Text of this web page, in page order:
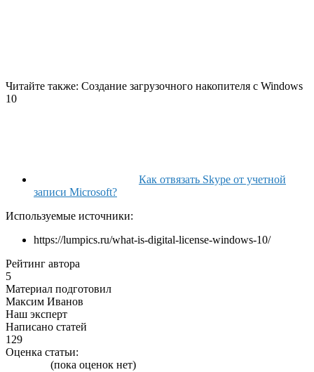
Читайте также: Создание загрузочного накопителя с Windows
10
Как отвязать Skype от учетной
записи Microsoft?
Используемые источники:
https://lumpics.ru/what-is-digital-license-windows-10/
Рейтинг автора
5
Материал подготовил
Максим Иванов
Наш эксперт
Написано статей
129
Оценка статьи:
(пока оценок нет)